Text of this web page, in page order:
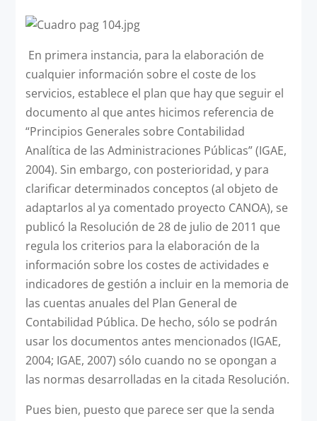
En primera instancia, para la elaboración de
cualquier información sobre el coste de los
servicios, establece el plan que hay que seguir el
documento al que antes hicimos referencia de
“Principios Generales sobre Contabilidad
Analítica de las Administraciones Públicas” (IGAE,
2004). Sin embargo, con posterioridad, y para
clarificar determinados conceptos (al objeto de
adaptarlos al ya comentado proyecto CANOA), se
publicó la Resolución de 28 de julio de 2011 que
regula los criterios para la elaboración de la
información sobre los costes de actividades e
indicadores de gestión a incluir en la memoria de
las cuentas anuales del Plan General de
Contabilidad Pública. De hecho, sólo se podrán
usar los documentos antes mencionados (IGAE,
2004; IGAE, 2007) sólo cuando no se opongan a
las normas desarrolladas en la citada Resolución.
Pues bien, puesto que parece ser que la senda